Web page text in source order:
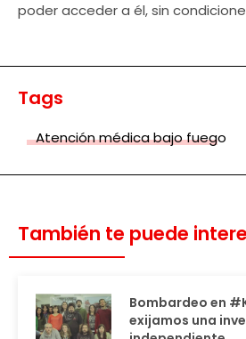
poder acceder a él, sin
Tags
Atención médica bajo fuego
También te puede
Bombardeo en
exijamos una